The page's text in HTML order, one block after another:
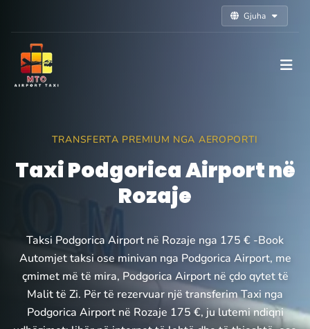
Gjuha
TRANSFERTA PREMIUM NGA AEROPORTI
Taxi Podgorica Airport në
Rozaje
Taksi Podgorica Airport në Rozaje nga 175 € -Book
Automjet taksi ose minivan nga Podgorica Airport, me
çmimet më të mira, Podgorica Airport në çdo qytet të
Malit të Zi. Për të rezervuar një transferim Taxi nga
Podgorica Airport në Rozaje 175 €, ju lutemi ndiqni